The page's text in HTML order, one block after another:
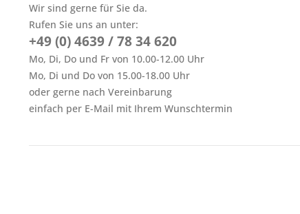
Wir sind gerne für Sie da.
Rufen Sie uns an unter:
+49 (0) 4639 / 78 34 620
Mo, Di, Do und Fr von 10.00-12.00 Uhr
Mo, Di und Do von 15.00-18.00 Uhr
oder gerne nach Vereinbarung
einfach per E-Mail mit Ihrem Wunschtermin